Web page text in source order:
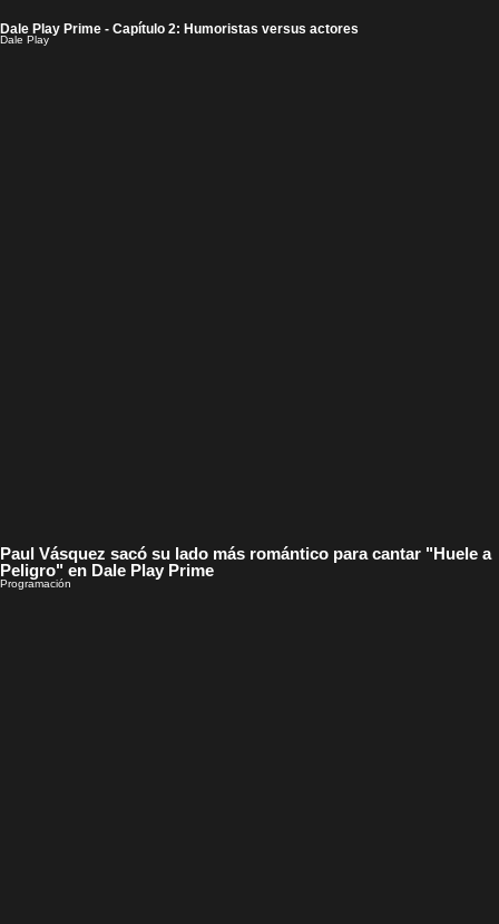
Dale Play Prime - Capítulo 2: Humoristas versus actores
Dale Play
Paul Vásquez sacó su lado más romántico para cantar "Huele a
Peligro" en Dale Play Prime
Programación